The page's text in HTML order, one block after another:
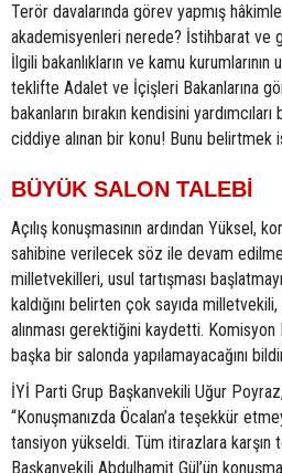
Terör davalarında görev yapmış
akademisyenleri nerede? İstihbarat ve
İlgili bakanlıkların ve kamu kurumlarının
teklifte Adalet ve İçişleri Bakanlarına
bakanların bırakın kendisini
ciddiye alınan bir konu! Bunu belirtmek
BÜYÜK SALON TALEBİ
Açılış konuşmasının ardından Yüksel,
sahibine verilecek söz ile devam
milletvekilleri, usul tartışması
kaldığını belirten çok sayıda
alınması gerektiğini kaydetti.
başka bir salonda yapılamayacağını
İYİ Parti Grup Başkanvekili Uğur
“Konuşmanızda Öcalan’a teşekkür
tansiyon yükseldi. Tüm itirazlara karşın
Başkanvekili Abdulhamit Gül’ün